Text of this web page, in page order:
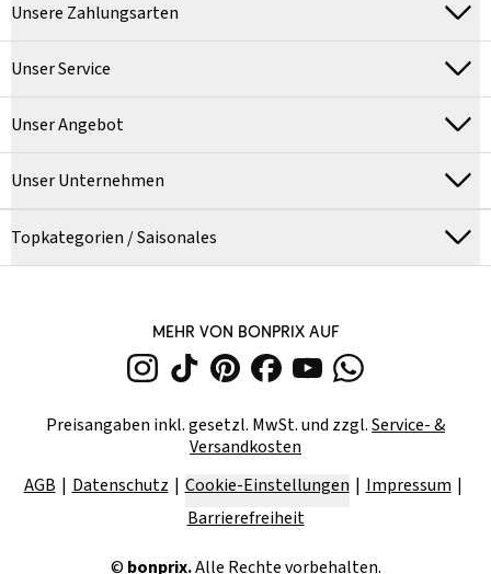
Unsere Zahlungsarten
Unser Service
Unser Angebot
Unser Unternehmen
Topkategorien / Saisonales
MEHR VON BONPRIX AUF
Preisangaben inkl. gesetzl. MwSt. und zzgl.Service- &
Versandkosten
AGB
Datenschutz Cookie-Einstellungen
Impressum
Barrierefreiheit
© bonprix.Alle Rechte vorbehalten.